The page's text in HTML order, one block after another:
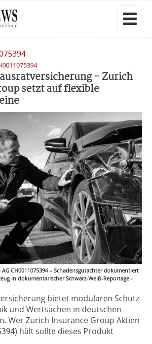
- Zurich
setzt auf flexible
CH0011075394 – Schadensgutachter dokumentiert
in dokumentarischer Schwarz-Weiß-Reportage -
bietet modularen Schutz
und Wertsachen in deutschen
Wer Zurich Insurance Group Aktien
hält sollte dieses Produkt